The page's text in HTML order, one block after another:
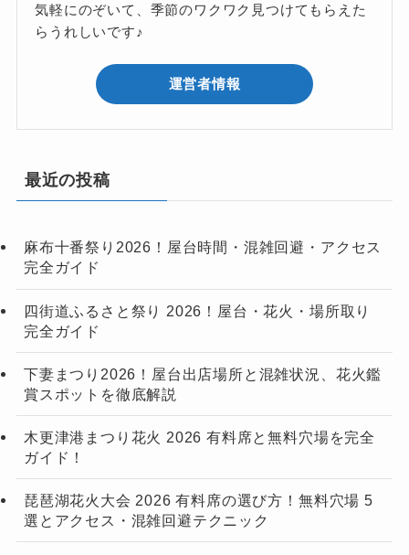
気軽にのぞいて、季節のワクワク見つけてもらえた
らうれしいです♪
運営者情報
最近の投稿
麻布十番祭り2026！屋台時間・混雑回避・アクセス
完全ガイド
四街道ふるさと祭り 2026！屋台・花火・場所取り
完全ガイド
下妻まつり2026！屋台出店場所と混雑状況、花火鑑
賞スポットを徹底解説
木更津港まつり花火 2026 有料席と無料穴場を完全
ガイド！
琵琶湖花火大会 2026 有料席の選び方！無料穴場 5
選とアクセス・混雑回避テクニック